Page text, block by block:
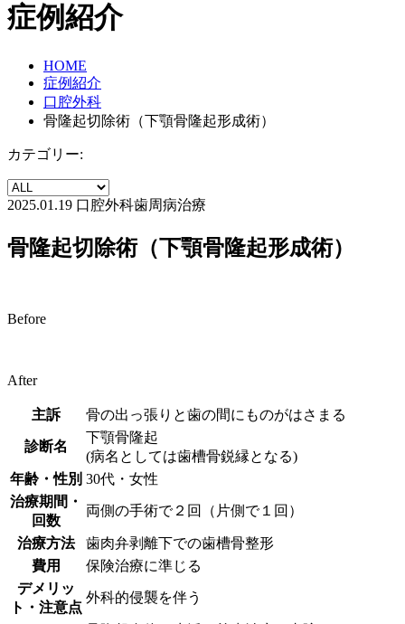
症例紹介
HOME
症例紹介
口腔外科
骨隆起切除術（下顎骨隆起形成術）
カテゴリー:
2025.01.19 口腔外科歯周病治療
骨隆起切除術（下顎骨隆起形成術）
Before
After
主訴 骨の出っ張りと歯の間にものがはさまる
診断名
下顎骨隆起
(病名としては歯槽骨鋭縁となる)
年齢・性別 30代・女性
治療期間・
回数
両側の手術で２回（片側で１回）
治療方法
歯肉弁剥離下での歯槽骨整形
費用
保険治療に準じる
デメリッ
ト・注意点
外科的侵襲を伴う